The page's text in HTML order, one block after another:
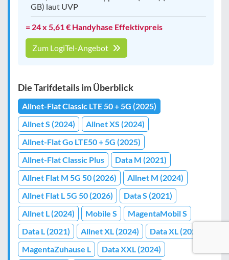
GB) laut UVP
= 24 x 5,61 € Handyhase Effektivpreis
Zum LogiTel-Angebot
Die Tarifdetails im Überblick
Allnet-Flat Classic LTE 50 + 5G (2025)
Allnet S (2024)
Allnet XS (2024)
Allnet-Flat Go LTE50 + 5G (2025)
Allnet-Flat Classic Plus
Data M (2021)
Allnet Flat M 5G 50 (2026)
Allnet M (2024)
Allnet Flat L 5G 50 (2026)
Data S (2021)
Allnet L (2024)
Mobile S
MagentaMobil S
Data L (2021)
Allnet XL (2024)
Data XL (2024)
MagentaZuhause L
Data XXL (2024)